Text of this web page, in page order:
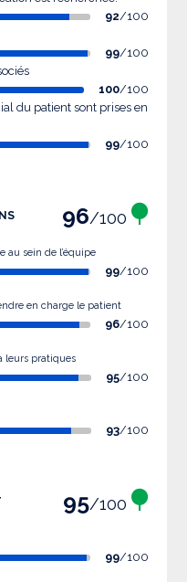
92/100
99/100
100/100
du patient sont prises en
99/100
96/100
au sein de l’équipe
99/100
en charge le patient
96/100
leurs pratiques
95/100
93/100
95/100
99/100